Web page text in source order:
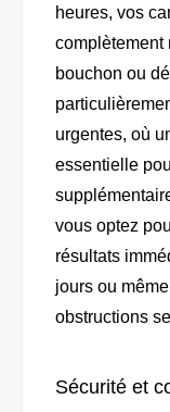
heures, vos
complètement
bouchon ou
urgentes, où
essentielle
vous optez
résultats
jours ou
obstructions
Sécurité et